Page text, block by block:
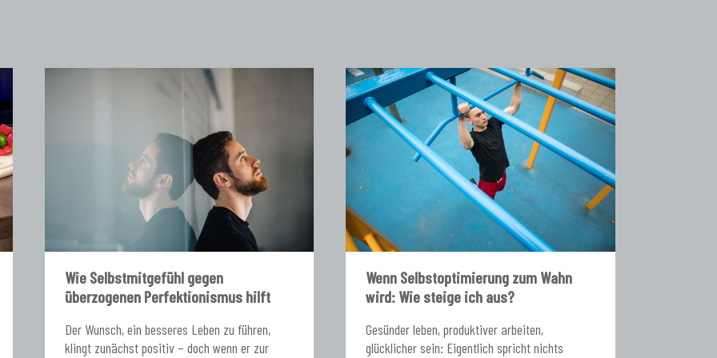
Wie Selbstmitgefühl gegen
überzogenen Perfektionismus hilft
Der Wunsch, ein besseres Leben zu führen,
klingt zunächst positiv – doch wenn er zur
Wenn Selbstoptimierung zum Wahn
wird: Wie steige ich aus?
Gesünder leben, produktiver arbeiten,
glücklicher sein: Eigentlich spricht nichts